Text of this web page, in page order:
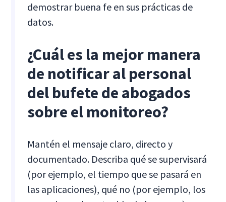
demostrar buena fe en sus prácticas de
datos.
¿Cuál es la mejor manera
de notificar al personal
del bufete de abogados
sobre el monitoreo?
Mantén el mensaje claro, directo y
documentado. Describa qué se supervisará
(por ejemplo, el tiempo que se pasará en
las aplicaciones), qué no (por ejemplo, los